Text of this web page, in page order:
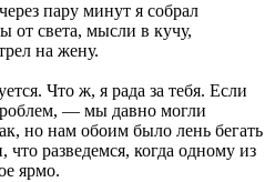
пару минут я собрал
от света, мысли в кучу,
на жену.
Что ж, я рада за тебя. Если
— мы давно могли
но нам обоим было лень бегать
разведемся, когда одному из
ярмо.